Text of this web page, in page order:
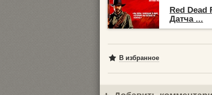
Red Dead
Датча ...
В избранное